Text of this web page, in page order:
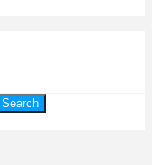
Search